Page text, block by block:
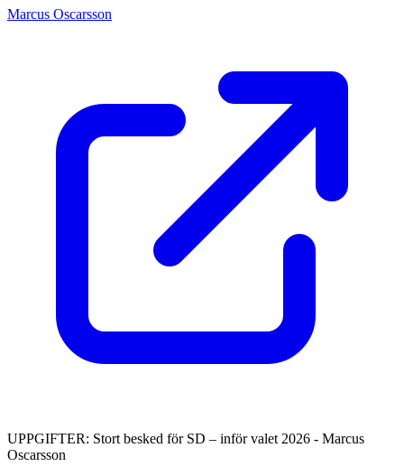
Marcus Oscarsson
UPPGIFTER: Stort besked för SD – inför valet 2026 - Marcus
Oscarsson